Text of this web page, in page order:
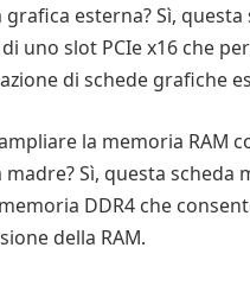
grafica esterna? Sì,
uno slot PCIe x16 che
di schede grafiche
la memoria RAM
madre? Sì, questa scheda
DDR4 che
della RAM.